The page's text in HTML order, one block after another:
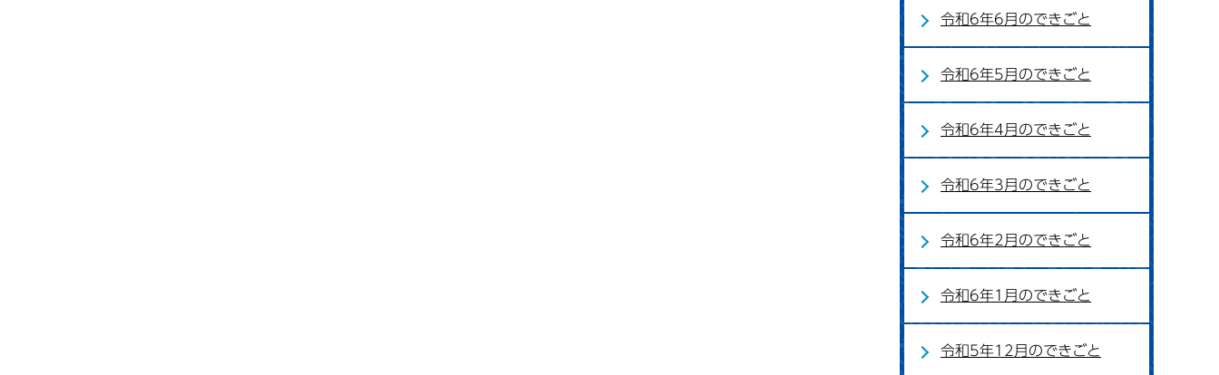
令和6年6月のできごと
令和6年5月のできごと
令和6年4月のできごと
令和6年3月のできごと
令和6年2月のできごと
令和6年1月のできごと
令和5年12月のできごと